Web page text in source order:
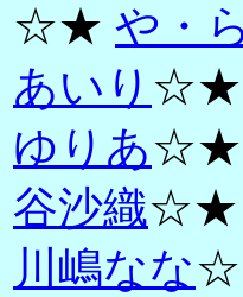
☆★ や・
あいり ☆★
ゆりあ☆★
谷沙織☆★
川嶋なな